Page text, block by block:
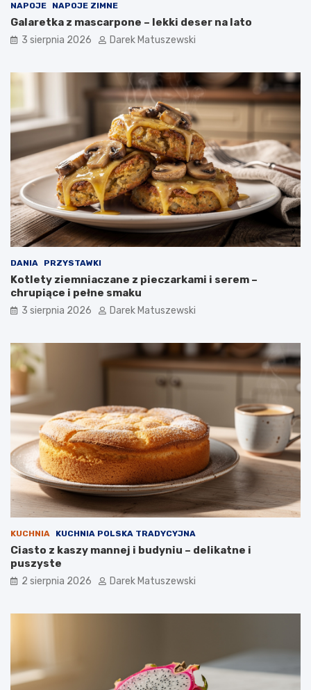
NAPOJE NAPOJE ZIMNE
Galaretka z mascarpone – lekki deser na lato
3 sierpnia 2026 Darek Matuszewski
DANIA PRZYSTAWKI
Kotlety ziemniaczane z pieczarkami i serem –
chrupiące i pełne smaku
3 sierpnia 2026 Darek Matuszewski
KUCHNIA KUCHNIA POLSKA TRADYCYJNA
Ciasto z kaszy mannej i budyniu – delikatne i
puszyste
2 sierpnia 2026 Darek Matuszewski